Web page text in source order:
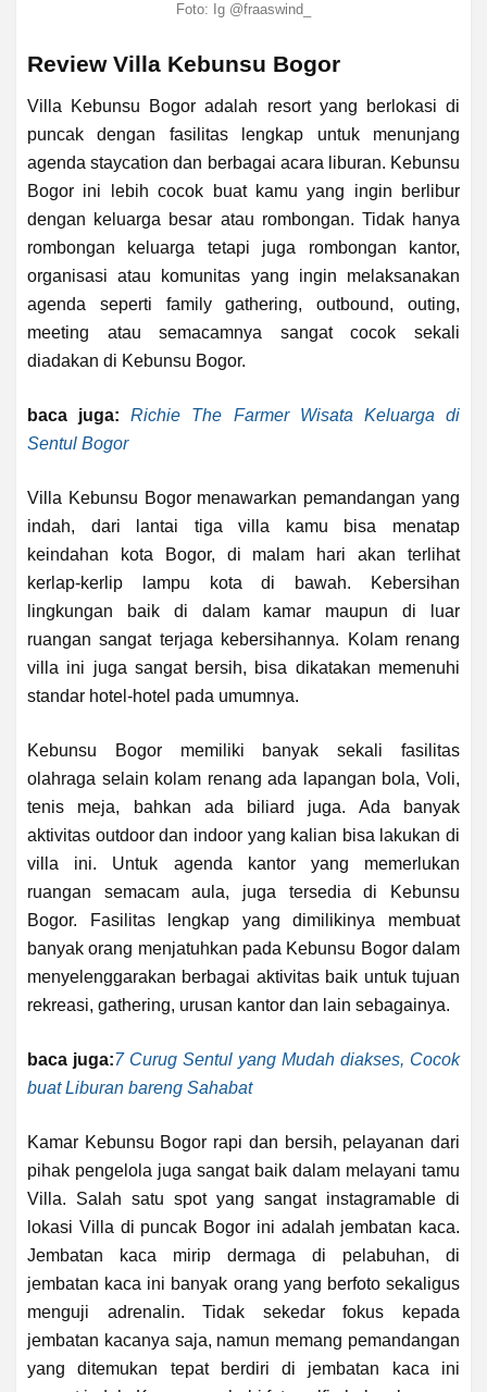
Foto: Ig @fraaswind_
Review Villa Kebunsu Bogor
Villa Kebunsu Bogor adalah resort yang berlokasi di
puncak dengan fasilitas lengkap untuk menunjang
agenda staycation dan berbagai acara liburan. Kebunsu
Bogor ini lebih cocok buat kamu yang ingin berlibur
dengan keluarga besar atau rombongan. Tidak hanya
rombongan keluarga tetapi juga rombongan kantor,
organisasi atau komunitas yang ingin melaksanakan
agenda seperti family gathering, outbound, outing,
meeting atau semacamnya sangat cocok sekali
diadakan di Kebunsu Bogor.
baca juga:Richie The Farmer Wisata Keluarga di
Sentul Bogor
Villa Kebunsu Bogor menawarkan pemandangan yang
indah, dari lantai tiga villa kamu bisa menatap
keindahan kota Bogor, di malam hari akan terlihat
kerlap-kerlip lampu kota di bawah. Kebersihan
lingkungan baik di dalam kamar maupun di luar
ruangan sangat terjaga kebersihannya. Kolam renang
villa ini juga sangat bersih, bisa dikatakan memenuhi
standar hotel-hotel pada umumnya.
Kebunsu Bogor memiliki banyak sekali fasilitas
olahraga selain kolam renang ada lapangan bola, Voli,
tenis meja, bahkan ada biliard juga. Ada banyak
aktivitas outdoor dan indoor yang kalian bisa lakukan di
villa ini. Untuk agenda kantor yang memerlukan
ruangan semacam aula, juga tersedia di Kebunsu
Bogor. Fasilitas lengkap yang dimilikinya membuat
banyak orang menjatuhkan pada Kebunsu Bogor dalam
menyelenggarakan berbagai aktivitas baik untuk tujuan
rekreasi, gathering, urusan kantor dan lain sebagainya.
baca juga:7 Curug Sentul yang Mudah diakses, Cocok
buat Liburan bareng Sahabat
Kamar Kebunsu Bogor rapi dan bersih, pelayanan dari
pihak pengelola juga sangat baik dalam melayani tamu
Villa. Salah satu spot yang sangat instagramable di
lokasi Villa di puncak Bogor ini adalah jembatan kaca.
Jembatan kaca mirip dermaga di pelabuhan, di
jembatan kaca ini banyak orang yang berfoto sekaligus
menguji adrenalin. Tidak sekedar fokus kepada
jembatan kacanya saja, namun memang pemandangan
yang ditemukan tepat berdiri di jembatan kaca ini